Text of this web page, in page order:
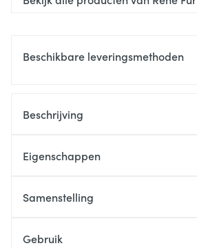
Beschikbare leveringsmethoden
Beschrijving
Eigenschappen
Samenstelling
Gebruik